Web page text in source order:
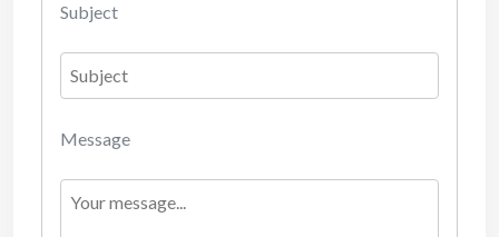
Subject
Message